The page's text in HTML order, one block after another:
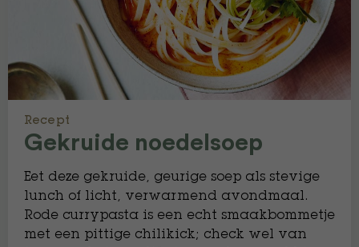
Recept
Gekruide noedelsoep
Eet deze gekruide, geurige soep als stevige
lunch of licht, verwarmend avondmaal.
Rode currypasta is een echt smaakbommetje
met een pittige chilikick; check wel van